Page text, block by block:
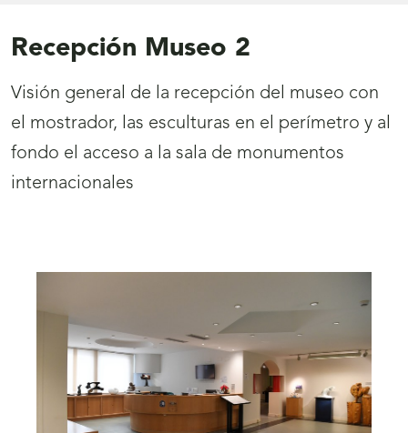
Recepción Museo 2
Visión general de la recepción del museo con
el mostrador, las esculturas en el perímetro y al
fondo el acceso a la sala de monumentos
internacionales